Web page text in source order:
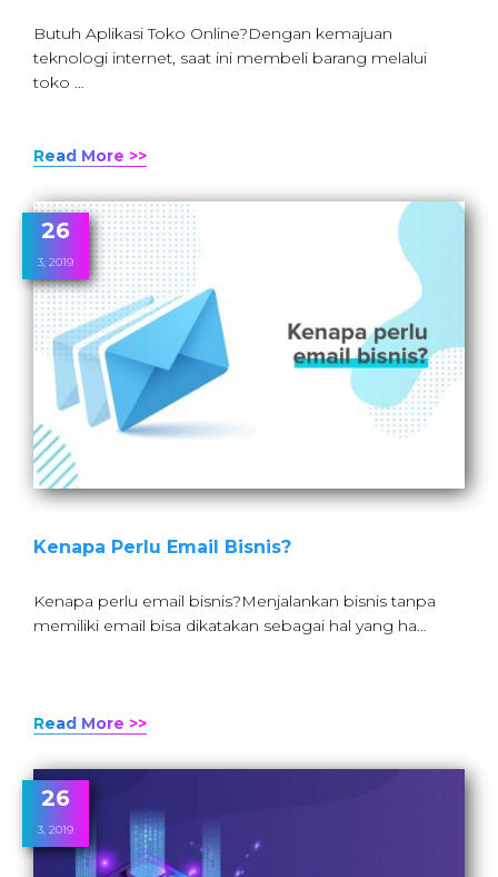
Butuh Aplikasi Toko Online?Dengan kemajuan
teknologi internet, saat ini membeli barang melalui
toko …
Read More >>
26
3, 2019
Kenapa Perlu Email Bisnis?
Kenapa perlu email bisnis?Menjalankan bisnis tanpa
memiliki email bisa dikatakan sebagai hal yang ha…
Read More >>
26
3, 2019